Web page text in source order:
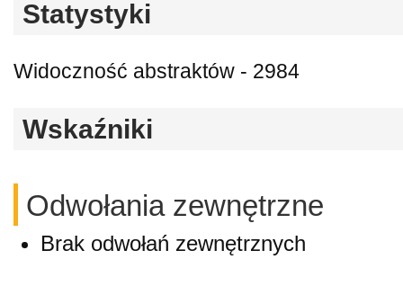
Statystyki
Widoczność abstraktów - 2984
Wskaźniki
Odwołania zewnętrzne
Brak odwołań zewnętrznych